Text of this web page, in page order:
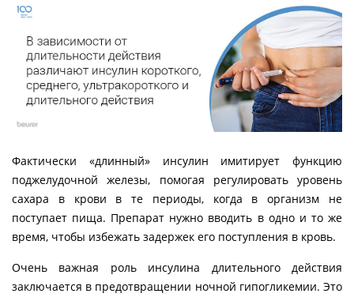
Фактически «длинный» инсулин имитирует функцию
поджелудочной железы, помогая регулировать уровень
сахара в крови в те периоды, когда в организм не
поступает пища. Препарат нужно вводить в одно и то же
время, чтобы избежать задержек его поступления в кровь.
Очень важная роль инсулина длительного действия
заключается в предотвращении ночной гипогликемии. Это